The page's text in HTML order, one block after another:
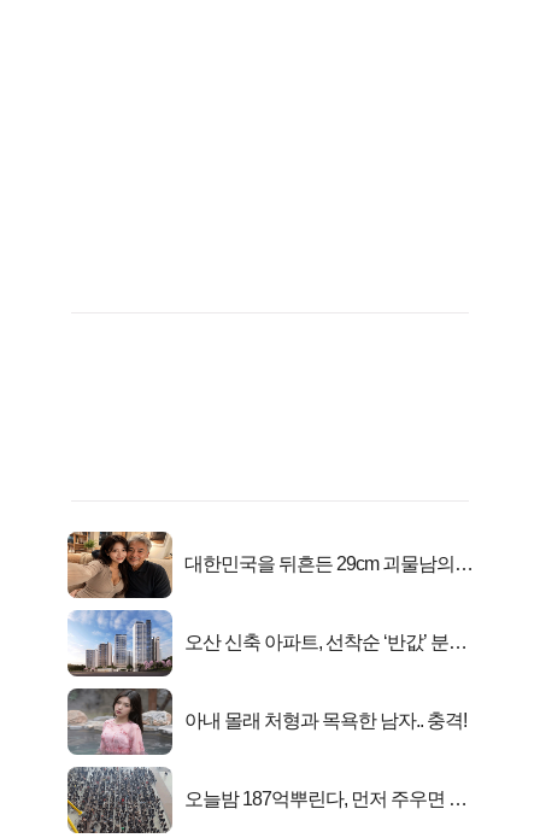
대한민국을 뒤흔든 29cm 괴물남의
오산 신축 아파트, 선착순 ‘반값’ 분양
아내 몰래 처형과 목욕한 남자.. 충격!
오늘밤 187억뿌린다, 먼저 주우면 최